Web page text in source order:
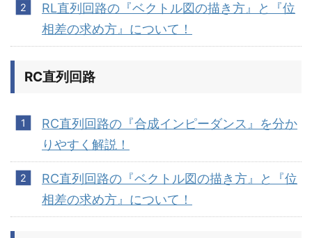
RL直列回路の『ベクトル図の描き方』と『位
相差の求め方』について！
RC直列回路
RC直列回路の『合成インピーダンス』を分か
りやすく解説！
RC直列回路の『ベクトル図の描き方』と『位
相差の求め方』について！